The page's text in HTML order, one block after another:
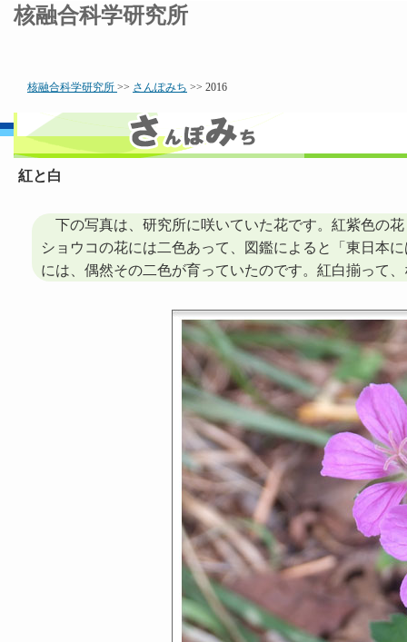
核融合科学研究所
核融合科学研究所 >> さんぽみち >> 2016
紅と白
下の写真は、研究所に咲いていた花です。紅紫色の
ショウコの花には二色あって、図鑑によると「東日本
には、偶然その二色が育っていたのです。紅白揃って